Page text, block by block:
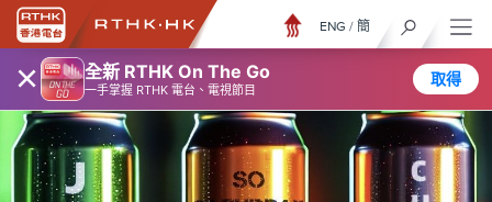
× 全新 RTHK On The Go
一手掌握 RTHK 電台、電視節目
取得
ENG / 簡